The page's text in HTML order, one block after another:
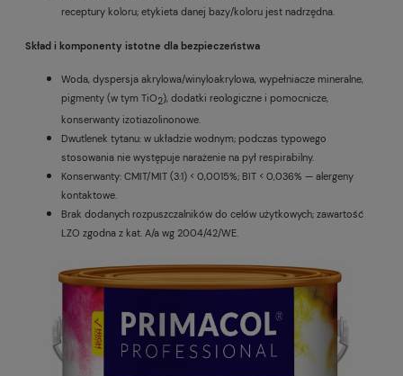
receptury koloru; etykieta danej bazy/koloru jest nadrzędna.
Skład i komponenty istotne dla bezpieczeństwa
Woda, dyspersja akrylowa/winyloakrylowa, wypełniacze mineralne,
pigmenty (w tym TiO2), dodatki reologiczne i pomocnicze,
konserwanty izotiazolinonowe.
Dwutlenek tytanu: w układzie wodnym; podczas typowego
stosowania nie występuje narażenie na pył respirabilny.
Konserwanty: CMIT/MIT (3:1) < 0,0015%; BIT < 0,036% — alergeny
kontaktowe.
Brak dodanych rozpuszczalników do celów użytkowych; zawartość
LZO zgodna z kat. A/a wg 2004/42/WE.